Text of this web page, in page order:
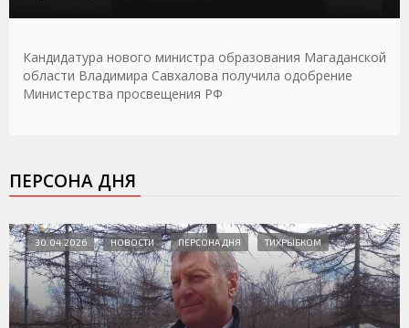
Кандидатура нового министра образования Магаданской
области Владимира Савхалова получила одобрение
Министерства просвещения РФ
ПЕРСОНА ДНЯ
30.04.2026 НОВОСТИ ПЕРСОНА ДНЯ ТИХРЫБКОМ